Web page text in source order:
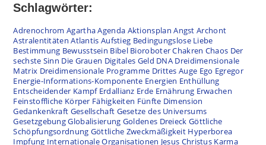
Schlagwörter:
Adrenochrom AgarthaAgenda Aktionsplan Angst Archont
Astralentitäten Atlantis Aufstieg Bedingungslose Liebe
Bestimmung Bewusstsein Bibel BioroboterChakren Chaos Der
sechste Sinn Die Grauen Digitales Geld DNA Dreidimensionale
Matrix Dreidimensionale Programme Drittes Auge Ego Egregor
Energie-Informations-Komponente Energien Enthüllung
Entscheidender Kampf Erdallianz Erde Ernährung Erwachen
Feinstoffliche Körper Fähigkeiten Fünfte Dimension
Gedankenkraft Gesellschaft Gesetze des Universums
GesetzgebungGlobalisierung Goldenes Dreieck Göttliche
Schöpfungsordnung Göttliche Zweckmäßigkeit Hyperborea
Impfung Internationale Organisationen Jesus Christus Karma